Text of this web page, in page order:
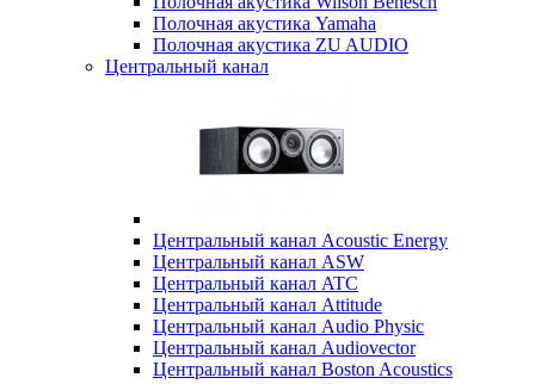
Полочная акустика Yamaha
Полочная акустика ZU AUDIO
Центральный канал
Центральный канал Acoustic Energy
Центральный канал ASW
Центральный канал ATC
Центральный канал Attitude
Центральный канал Audio Physic
Центральный канал Audiovector
Центральный канал Boston Acoustics